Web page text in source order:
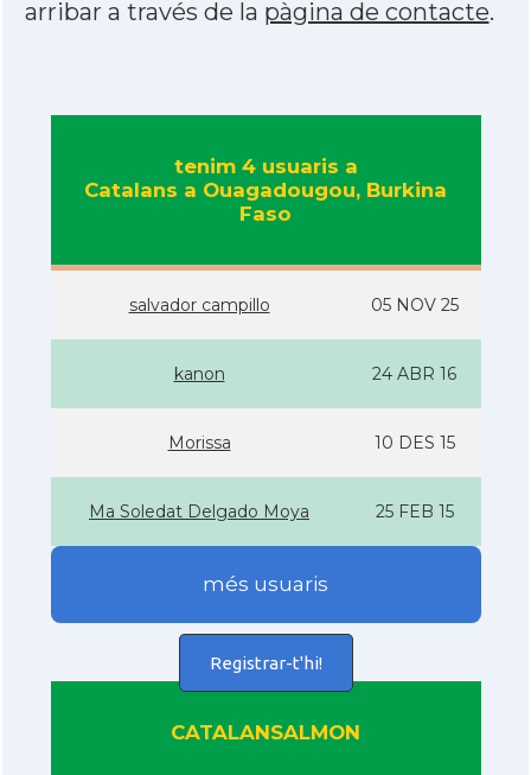
arribar a través de la pàgina de contacte.
tenim 4 usuaris a
Catalans a Ouagadougou, Burkina
Faso
salvador campillo 05 NOV 25
kanon 24 ABR 16
Morissa 10 DES 15
Ma Soledat Delgado Moya 25 FEB 15
més usuaris
Registrar-t'hi!
CATALANSALMON